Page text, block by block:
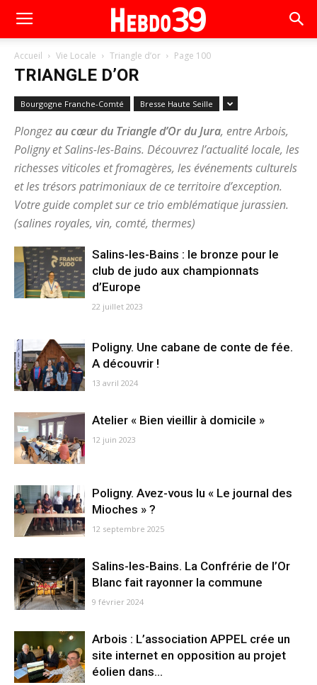
Accueil Vie Locale Triangle d’or Page 100
TRIANGLE D’OR
Bourgogne Franche-Comté Bresse Haute Seille
Plongezau cœur du Triangle d’Or du Jura, entre Arbois,
Poligny et Salins-les-Bains. Découvrez l’actualité locale, les
richesses viticoles et fromagères, les événements culturels
et les trésors patrimoniaux de ce territoire d’exception.
Votre guide complet sur ce trio emblématique jurassien.
(salines royales, vin, comté, thermes)
Salins-les-Bains : le bronze pour le
club de judo aux championnats
d’Europe
22 juillet 2023
Poligny. Une cabane de conte de fée.
A découvrir !
13 avril 2024
Atelier « Bien vieillir à domicile »
12 juin 2023
Poligny. Avez-vous lu « Le journal des
Mioches » ?
12 septembre 2025
Salins-les-Bains. La Confrérie de l’Or
Blanc fait rayonner la commune
9 février 2024
Arbois : L’association APPEL crée un
site internet en opposition au projet
éolien dans...